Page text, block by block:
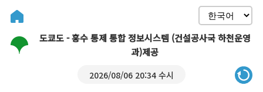
도쿄도 - 홍수 통제 통합 정보시스템 (건설공사국 하천운영
과)제공
2026/08/06 20:34 수시